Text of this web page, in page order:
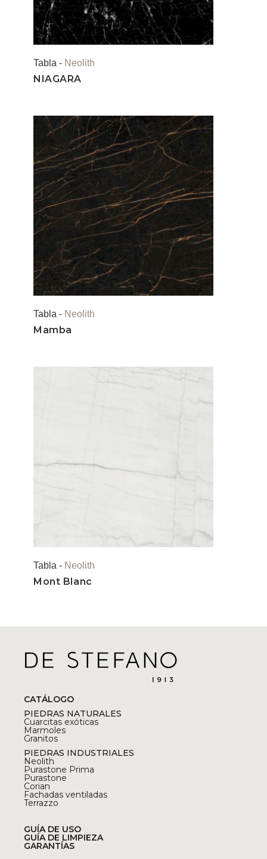
Tabla - Neolith
NIAGARA
Tabla - Neolith
Mamba
Tabla - Neolith
Mont Blanc
CATÁLOGO
PIEDRAS NATURALES
Cuarcitas exóticas
Marmoles
Granitos
PIEDRAS INDUSTRIALES
Neolith
Purastone Prima
Purastone
Corian
Fachadas ventiladas
Terrazzo
GUÍA DE USO
GUÍA DE LIMPIEZA
GARANTÍAS